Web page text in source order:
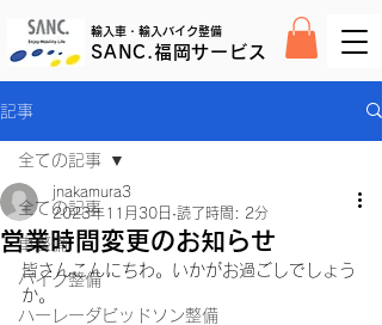
SANC.福岡サービス
輸入車・輸入バイク整備
記事
全ての記事
車整備
バイク整備
ハーレーダビッドソン整備
全ての記事
営業時間変更のお知らせ
jnakamura3
2023年11月30日 読了時間: 2分
皆さんこんにちわ。いかがお過ごしでしょう
か。